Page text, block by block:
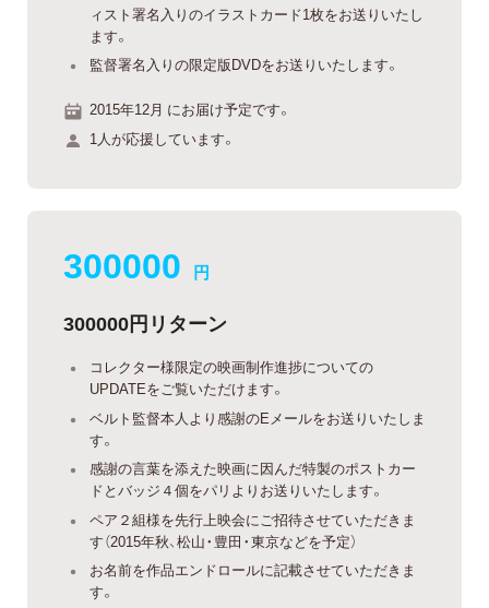
ィスト署名入りのイラストカード1枚をお送りいたし
ます。
監督署名入りの限定版DVDをお送りいたします。
2015年12月 にお届け予定です。
1人が応援しています。
300000 円
300000円リターン
コレクター様限定の映画制作進捗についての
UPDATEをご覧いただけます。
ベルト監督本人より感謝のEメールをお送りいたしま
す。
感謝の言葉を添えた映画に因んだ特製のポストカー
ドとバッジ４個をパリよりお送りいたします。
ペア２組様を先行上映会にご招待させていただきま
す（2015年秋、松山・豊田・東京などを予定）
お名前を作品エンドロールに記載させていただきま
す。